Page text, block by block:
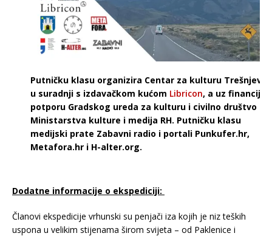
Putničku klasu organizira Centar za kulturu Trešnjevka
u suradnji s izdavačkom kućom Libricon, a uz
potporu Gradskog ureda za kulturu i civilno društvo te
Ministarstva kulture i medija RH. Putničku klasu
medijski prate Zabavni radio i portali Punkufer.hr,
Metafora.hr i H-alter.org.
Dodatne informacije o ekspediciji:
Članovi ekspedicije vrhunski su penjači iza kojih je niz teških
uspona u velikim stijenama širom svijeta – od Paklenice i